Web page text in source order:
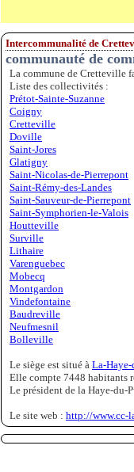
Intercommunalité de
communauté de
La commune de Cretteville
Liste des collectivités :
Prétot-Sainte-Suzanne
Coigny
Cretteville
Doville
Saint-Jores
Glatigny
Saint-Nicolas-de-Pierrepont
Saint-Rémy-des-Landes
Saint-Sauveur-de-Pierrepont
Saint-Symphorien-le-Valois
Houtteville
Surville
Lithaire
Varenguebec
Mobecq
Montgardon
Vindefontaine
Baudreville
Neufmesnil
Bolleville
Le siège est situé à La-
Elle compte 7448 habitants
Le président de la Haye-du-
Le site web : http://www.cc-